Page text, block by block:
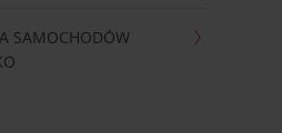
SAMOCHODÓW